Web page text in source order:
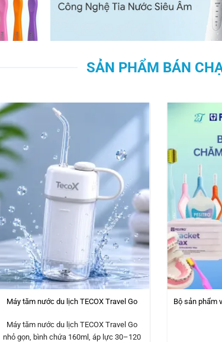
SẢN PHẨM BÁN
Máy tăm nước du lịch TECOX Travel Go
Máy tăm nước du lịch TECOX Travel Go
nhỏ gọn, bình chứa 160ml, áp lực 30–120
Bộ sản phẩm